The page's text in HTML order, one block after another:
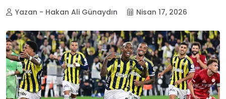
Yazan - Hakan Ali Günaydın Nisan 17, 2026